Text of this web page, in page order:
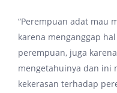
“Perempuan adat mau
karena menganggap
perempuan, juga
mengetahuinya dan ini
kekerasan terhadap